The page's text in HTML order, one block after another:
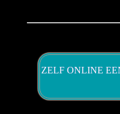
ZELF ONLINE